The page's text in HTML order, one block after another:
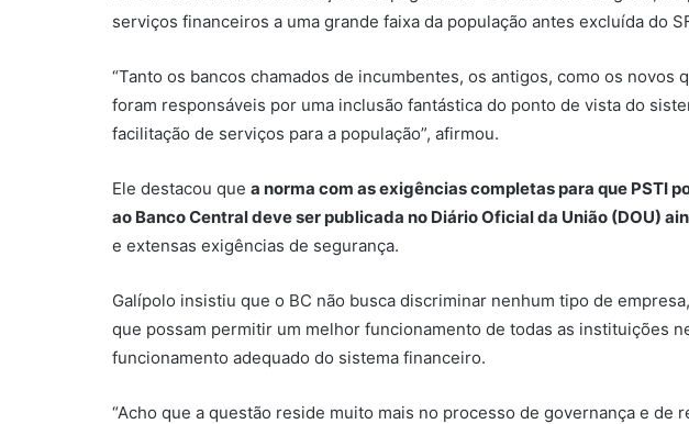
serviços financeiros a uma grande faixa da população antes excluída do
“Tanto os bancos chamados de incumbentes, os antigos, como os novos
foram responsáveis por uma inclusão fantástica do ponto de vista do
facilitação de serviços para a população”, afirmou.
Ele destacou que a norma com as exigências completas para que PSTI
ao Banco Central deve ser publicada no Diário Oficial da União (DOU)
e extensas exigências de segurança.
Galípolo insistiu que o BC não busca discriminar nenhum tipo de
que possam permitir um melhor funcionamento de todas as instituições
funcionamento adequado do sistema financeiro.
“Acho que a questão reside muito mais no processo de governança e de